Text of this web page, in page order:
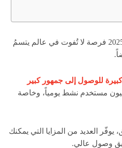
إن التسويق في سناب شات 2025 فرصة لا تُفوت في عالم يتسمُ
للوصول إلى جمهور كبير
أكثر من 300 مليون مستخدم نشط يومياً، وخاصة
يوفّر العديد من المزايا التي يمكنك
وصول عالي.